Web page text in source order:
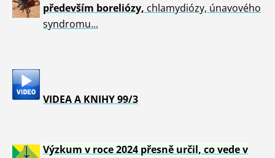
především boreliózy, chlamydiózy, únavového
syndromu...
VIDEA A KNIHY 99/3
Výzkum v roce 2024 přesně určil, co vede v